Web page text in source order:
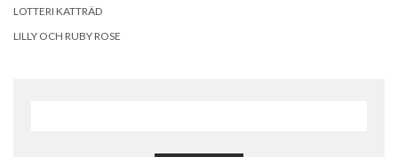
LOTTERI KATTRÄD
LILLY OCH RUBY ROSE